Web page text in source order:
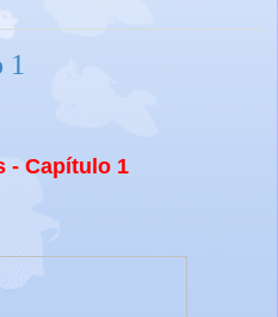
1
- Capítulo 1